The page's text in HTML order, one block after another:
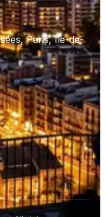
Paris, Ile-de-